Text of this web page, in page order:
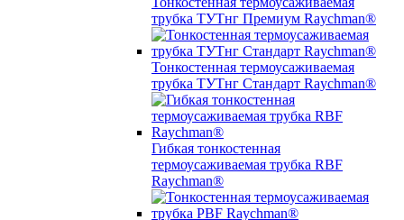
трубка ТУТнг Премиум Raychman®
Тонкостенная термоусаживаемая
трубка ТУТнг Стандарт Raychman®
Гибкая тонкостенная
термоусаживаемая трубка RBF
Raychman®